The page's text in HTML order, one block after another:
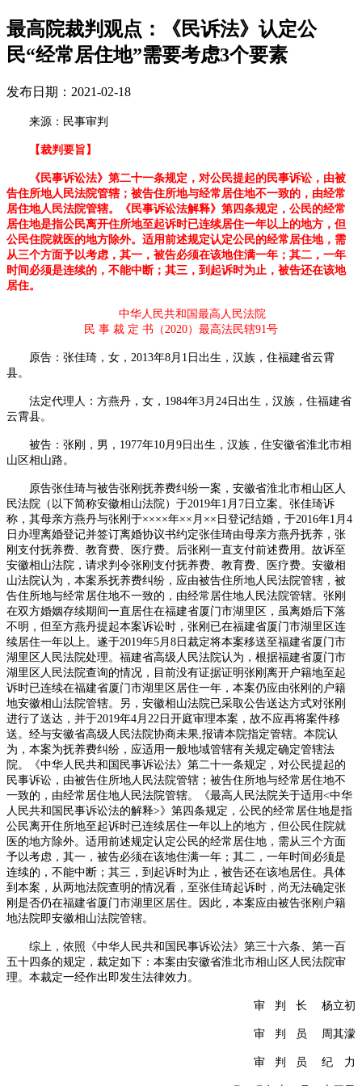
最高院裁判观点：《民诉法》认定公
民“经常居住地”需要考虑3个要素
发布日期：2021-02-18
来源：民事审判
【裁判要旨】
《民事诉讼法》第二十一条规定，对公民提起的民事诉讼，由被
告住所地人民法院管辖；被告住所地与经常居住地不一致的，由经常
居住地人民法院管辖。《民事诉讼法解释》第四条规定，公民的经常
居住地是指公民离开住所地至起诉时已连续居住一年以上的地方，但
公民住院就医的地方除外。适用前述规定认定公民的经常居住地，需
从三个方面予以考虑，其一，被告必须在该地住满一年；其二，一年
时间必须是连续的，不能中断；其三，到起诉时为止，被告还在该地
居住。
中华人民共和国最高人民法院
民 事 裁 定 书（ 2020）最高法民辖91 号
原告：张佳琦，女， 2013年8 月 1 日出生，汉族，住福建省云霄
县。
法定代理人：方燕丹，女， 1984年3 月 24 日出生，汉族，住福建省
云霄县。
被告：张刚，男， 1977年10 月 9 日出生，汉族，住安徽省淮北市相
山区相山路。
原告张佳琦与被告张刚抚养费纠纷一案，安徽省淮北市相山区人
民法院（以下简称安徽相山法院）于2019年1 月 7 日立案。张佳琦诉
称，其母亲方燕丹与张刚于××××年××月××日登记结婚，于2016年1 月 4
日办理离婚登记并签订离婚协议书约定张佳琦由母亲方燕丹抚养，张
刚支付抚养费、教育费、医疗费。后张刚一直支付前述费用。故诉至
安徽相山法院，请求判令张刚支付抚养费、教育费、医疗费。安徽相
山法院认为，本案系抚养费纠纷，应由被告住所地人民法院管辖，被
告住所地与经常居住地不一致的，由经常居住地人民法院管辖。张刚
在双方婚姻存续期间一直居住在福建省厦门市湖里区，虽离婚后下落
不明，但至方燕丹提起本案诉讼时，张刚已在福建省厦门市湖里区连
续居住一年以上。遂于2019年5 月 8 日裁定将本案移送至福建省厦门市
湖里区人民法院处理。福建省高级人民法院认为，根据福建省厦门市
湖里区人民法院查询的情况，目前没有证据证明张刚离开户籍地至起
诉时已连续在福建省厦门市湖里区居住一年，本案仍应由张刚的户籍
地安徽相山法院管辖。另，安徽相山法院已采取公告送达方式对张刚
进行了送达，并于2019年4 月 22 日开庭审理本案，故不应再将案件移
送。经与安徽省高级人民法院协商未果 报请本院指定管辖。本院认
为，本案为抚养费纠纷，应适用一般地域管辖有关规定确定管辖法
院。《中华人民共和国民事诉讼法》第二十一条规定，对公民提起的
民事诉讼，由被告住所地人民法院管辖；被告住所地与经常居住地不
一致的，由经常居住地人民法院管辖。《最高人民法院关于适用<中华
人民共和国民事诉讼法的解释>》第四条规定，公民的经常居住地是指
公民离开住所地至起诉时已连续居住一年以上的地方，但公民住院就
医的地方除外。适用前述规定认定公民的经常居住地，需从三个方面
予以考虑，其一，被告必须在该地住满一年；其二，一年时间必须是
连续的，不能中断；其三，到起诉时为止，被告还在该地居住。具体
到本案，从两地法院查明的情况看，至张佳琦起诉时，尚无法确定张
刚是否仍在福建省厦门市湖里区居住。因此，本案应由被告张刚户籍
地法院即安徽相山法院管辖。
综上，依照《中华人民共和国民事诉讼法》第三十六条、第一百
五十四条的规定，裁定如下：本案由安徽省淮北市相山区人民法院审
理。本裁定一经作出即发生法律效力。
审 判 长 杨立初
审 判 员 周其濛
审 判 员 纪 力